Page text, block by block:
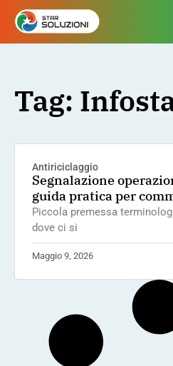
Tag:
Antiriciclaggio
Segnalazione
guida pratica per
Piccola premessa
dove ci si
Maggio 9, 2026